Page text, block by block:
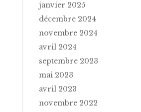
janvier 2025
décembre 2024
novembre 2024
avril 2024
septembre 2023
mai 2023
avril 2023
novembre 2022